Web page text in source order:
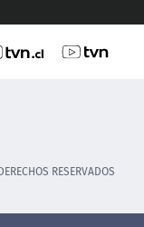
RESERVADOS